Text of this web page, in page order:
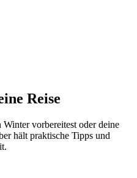
Reise
vorbereitest oder deine
hält praktische Tipps und